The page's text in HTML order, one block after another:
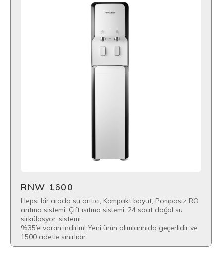
RNW 1600
Hepsi bir arada su arıtıcı, Kompakt boyut, Pompasız RO
arıtma sistemi, Çift ısıtma sistemi, 24 saat doğal su
sirkülasyon sistemi
%35’e varan indirim! Yeni ürün alımlarınıda geçerlidir ve
1500 adetle sınırlıdır.